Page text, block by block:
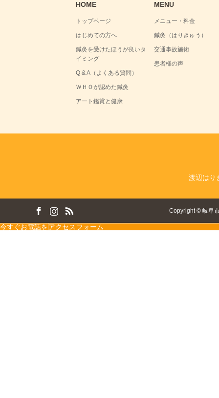
HOME
トップページ
はじめての方へ
鍼灸を受けたほうが良いタ
イミング
Q & A（よくある質問）
ＷＨＯが認めた鍼灸
アート鑑賞と健康
MENU
メニュー・料金
鍼灸（はりきゅう）
交通事故施術
患者様の声
渡辺はり
Copyright© 岐阜
今すぐお電話をアクセス フォーム